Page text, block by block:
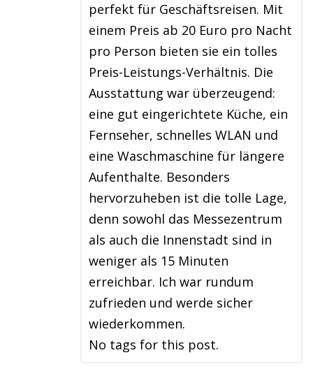
perfekt für Geschäftsreisen. Mit
einem Preis ab 20 Euro pro Nacht
pro Person bieten sie ein tolles
Preis-Leistungs-Verhältnis. Die
Ausstattung war überzeugend:
eine gut eingerichtete Küche, ein
Fernseher, schnelles WLAN und
eine Waschmaschine für längere
Aufenthalte. Besonders
hervorzuheben ist die tolle Lage,
denn sowohl das Messezentrum
als auch die Innenstadt sind in
weniger als 15 Minuten
erreichbar. Ich war rundum
zufrieden und werde sicher
wiederkommen.
No tags for this post.